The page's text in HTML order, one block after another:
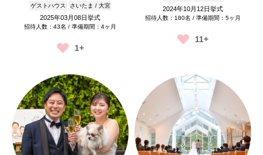
ゲストハウス さいたま / 大宮
2025年03月08日挙式
招待人数：43名 / 準備期間：4ヶ月
1+
2024年10月12日挙式
招待人数：180名 / 準備期間：5ヶ月
11+